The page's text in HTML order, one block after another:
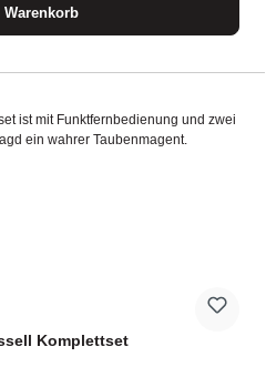
Warenkorb
Komplettset